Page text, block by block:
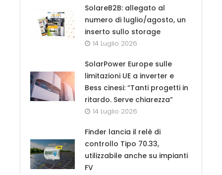
SolareB2B: allegato al
numero di luglio/agosto, un
inserto sullo storage
14 Luglio 2026
SolarPower Europe sulle
limitazioni UE a inverter e
Bess cinesi: “Tanti progetti in
ritardo. Serve chiarezza”
14 Luglio 2026
Finder lancia il relè di
controllo Tipo 70.33,
utilizzabile anche su impianti
FV